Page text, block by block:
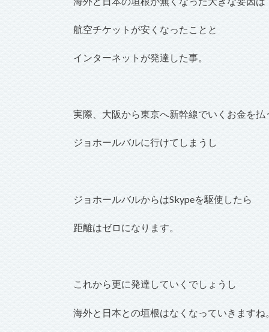
航空チケットが安くなったことと
インターネットが発達した事。
実際、大阪から東京へ新幹線でいくお金を払
ジョホールバルに行けてしまうし
ジョホールバルからはSkypeを駆使したら
距離はゼロになります。
これから更に発達していくでしょうし
海外と日本との垣根はなくなっていきますね